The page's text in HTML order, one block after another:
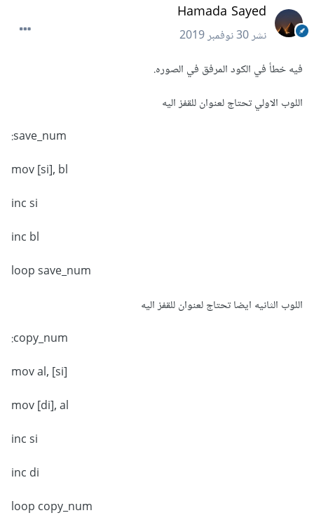
Hamada Sayed
نشر30 نوفمبر 2019
فيه خطأ في الكود المرفق في الصوره.
اللوب الاولي تحتاج لعنوان للقفز اليه
save_num:
mov [si], bl
inc si
inc bl
loop save_num
اللوب الثانيه ايضا تحتاج لعنوان للقفز اليه
copy_num:
mov al, [si]
mov [di], al
inc si
inc di
loop copy_num